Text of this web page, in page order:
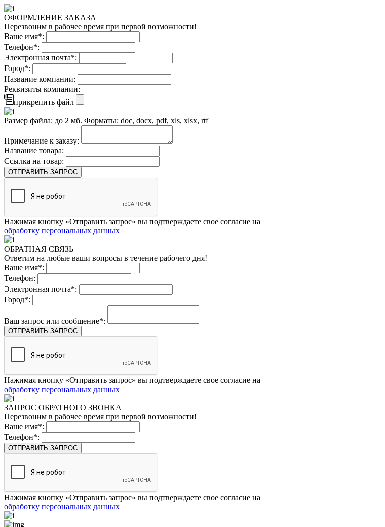
ОФОРМЛЕНИЕ ЗАКАЗА
Перезвоним в рабочее время при первой возможности!
Ваше имя*:
Телефон*:
Электронная почта*:
Город*:
Название компании:
Реквизиты компании:
прикрепить файл
Размер файла: до 2 мб. Форматы: doc, docx, pdf, xls, xlsx, rtf
Примечание к заказу:
Название товара:
Ссылка на товар:
ОТПРАВИТЬ ЗАПРОС
Нажимая кнопку «Отправить запрос» вы подтверждаете свое согласие на
обработку персональных данных
ОБРАТНАЯ СВЯЗЬ
Ответим на любые ваши вопросы в течение рабочего дня!
Ваше имя*:
Телефон:
Электронная почта*:
Город*:
Ваш запрос или сообщение*:
ОТПРАВИТЬ ЗАПРОС
Нажимая кнопку «Отправить запрос» вы подтверждаете свое согласие на
обработку персональных данных
ЗАПРОС ОБРАТНОГО ЗВОНКА
Перезвоним в рабочее время при первой возможности!
Ваше имя*:
Телефон*:
ОТПРАВИТЬ ЗАПРОС
Нажимая кнопку «Отправить запрос» вы подтверждаете свое согласие на
обработку персональных данных